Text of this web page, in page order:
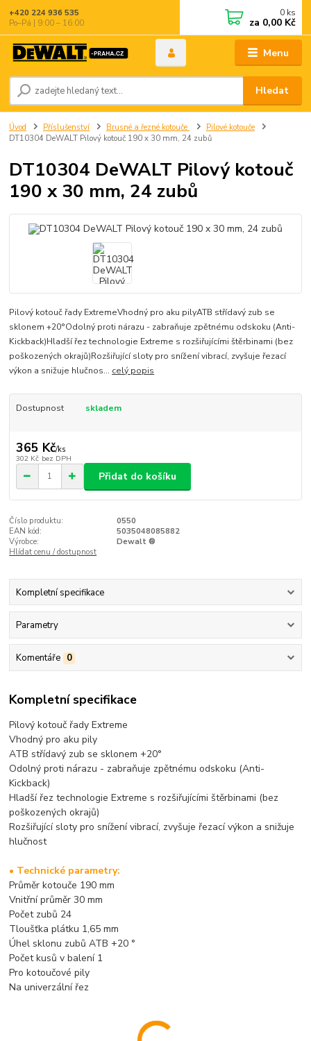
Menu
Hledat
+420 224 936 535
Po–Pá | 9:00 – 16:00
0 ks
za 0,00 Kč
Úvod Příslušenství Brusné a řezné kotouče
Pilové kotouče
DT10304 DeWALT Pilový kotouč 190 x 30 mm, 24 zubů
DT10304 DeWALT Pilový kotouč
190 x 30 mm, 24 zubů
Pilový kotouč řady ExtremeVhodný pro aku pilyATB střídavý zub se
sklonem +20°Odolný proti nárazu - zabraňuje zpětnému odskoku (Anti-
Kickback)Hladší řez technologie Extreme s rozšiřujícími štěrbinami (bez
poškozených okrajů)Rozšiřující sloty pro snížení vibrací, zvyšuje řezací
výkon a snižuje hlučnos... celý popis
Dostupnost skladem
365 Kč/ks
302 Kč bez DPH
Přidat do košíku
Číslo produktu:
0550
EAN kód:
5035048085882
Výrobce:
Dewalt ®
Hlídat cenu / dostupnost
Kompletní specifikace
Parametry
Komentáře 0
Kompletní specifikace
Pilový kotouč řady Extreme
Vhodný pro aku pily
ATB střídavý zub se sklonem +20°
Odolný proti nárazu - zabraňuje zpětnému odskoku (Anti-
Kickback)
Hladší řez technologie Extreme s rozšiřujícími štěrbinami (bez
poškozených okrajů)
Rozšiřující sloty pro snížení vibrací, zvyšuje řezací výkon a snižuje
hlučnost
• Technické parametry:
Průměr kotouče 190 mm
Vnitřní průměr 30 mm
Počet zubů 24
Tloušťka plátku 1,65 mm
Úhel sklonu zubů ATB +20 °
Počet kusů v balení 1
Pro kotoučové pily
Na univerzální řez